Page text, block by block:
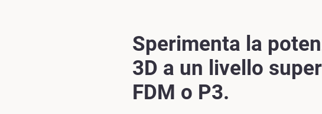
Sperimenta la
3D a un livello
FDM o P3.